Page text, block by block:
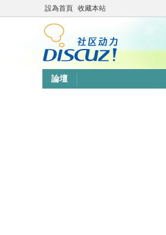
設為首頁 收藏本站
論壇